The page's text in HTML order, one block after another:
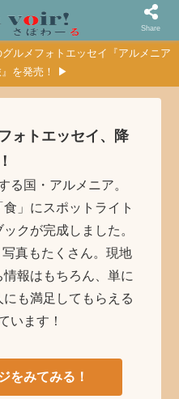
ルメフォトエッセイ『アルメニア
』を発売！ ▶
ォトエッセイ、降
る国・アルメニア。
」にスポットライト
クが完成しました。
真もたくさん。現地
報はもちろん、単に
も満足してもらえる
います！
をみてみる！
Share